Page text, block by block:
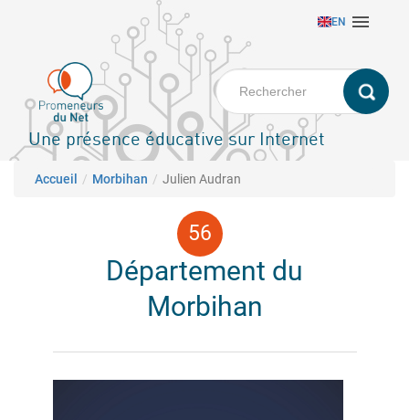
principal
EN 
Une présence éducative sur Internet
Fil d'Ariane
Accueil Morbihan Julien Audran
Département du
Morbihan